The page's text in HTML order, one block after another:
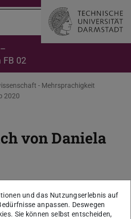
02
- Mehrsprachigkeit
2020
von Daniela
Gatto vom Strathcona
zu Gast sein.
und das Nutzungserlebnis auf
anpassen. Deswegen
Sie können selbst entscheiden,